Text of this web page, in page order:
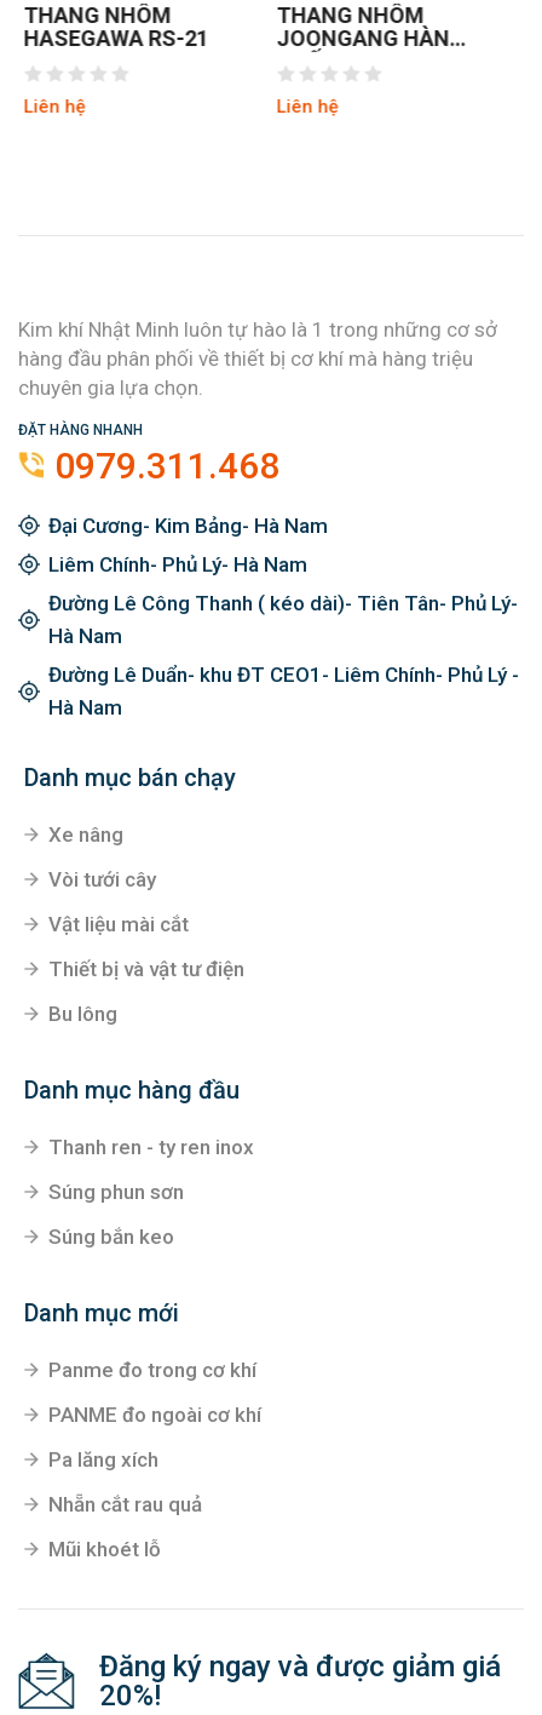
THANG NHÔM
JOONGANG HÀN
QUỐC JALS-53
Liên hệ
THANG NHÔM CHỮ
A NIKAWA NKD-04
NEW
Liên hệ
Kim khí Nhật Minh luôn tự hào là 1 trong những cơ sở
hàng đầu phân phối về thiết bị cơ khí mà hàng triệu
chuyên gia lựa chọn.
0979.311.468
Đại Cương- Kim Bảng- Hà Nam
Liêm Chính- Phủ Lý- Hà Nam
Hà Nam
Đường Lê Duẩn- khu ĐT CEO1- Liêm Chính- Phủ Lý -
Danh mục bán chạy
Vật liệu mài cắt
Danh mục hàng đầu
Thanh ren - ty ren inox
Danh mục mới
Pa lăng xích
Nhẵn cắt rau quả
Mũi khoét lỗ